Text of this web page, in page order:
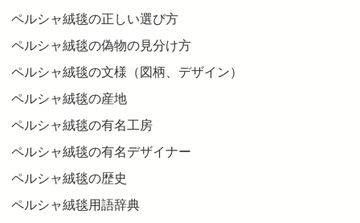
ペルシャ絨毯の正しい選び方
ペルシャ絨毯の偽物の見分け方
ペルシャ絨毯の文様（図柄、デザイン）
ペルシャ絨毯の産地
ペルシャ絨毯の有名工房
ペルシャ絨毯の有名デザイナー
ペルシャ絨毯の歴史
ペルシャ絨毯用語辞典